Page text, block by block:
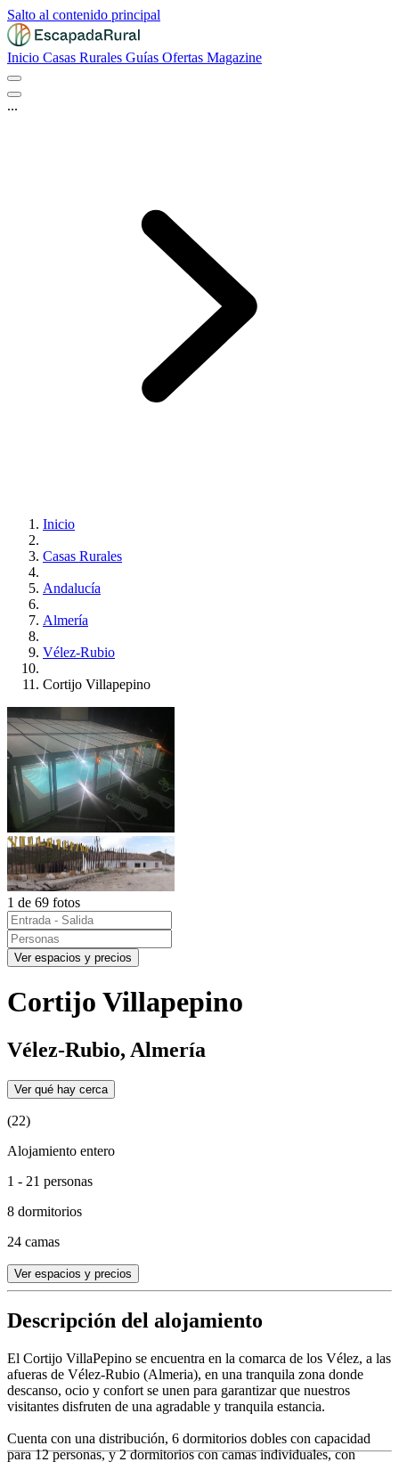
Salto al contenido principal
Inicio Casas Rurales Guías Ofertas Magazine
...
Inicio
Casas Rurales
Andalucía
Almería
Vélez-Rubio
Cortijo Villapepino
1 de 69 fotos
Ver espacios y precios
Cortijo Villapepino
Vélez-Rubio, Almería
Ver qué hay cerca
(22)
Alojamiento entero
1 - 21 personas
8 dormitorios
24 camas
Ver espacios y precios
Descripción del alojamiento
El Cortijo VillaPepino se encuentra en la comarca de los Vélez, a las
afueras de Vélez-Rubio (Almeria), en una tranquila zona donde
descanso, ocio y confort se unen para garantizar que nuestros
visitantes disfruten de una agradable y tranquila estancia.
Cuenta con una distribución, 6 dormitorios dobles con capacidad
para 12 personas, y 2 dormitorios con camas individuales, con